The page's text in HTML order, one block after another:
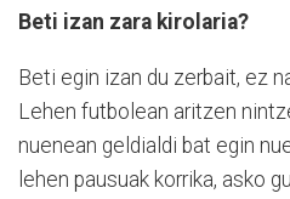
Beti izan zara kirolaria?
Beti egin izan du zerbait, ez
Lehen futbolean aritzen
nuenean geldialdi bat egin
lehen pausuak korrika, asko